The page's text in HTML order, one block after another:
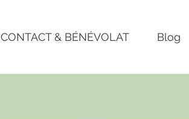
CONTACT & BÉNÉVOLAT Blog